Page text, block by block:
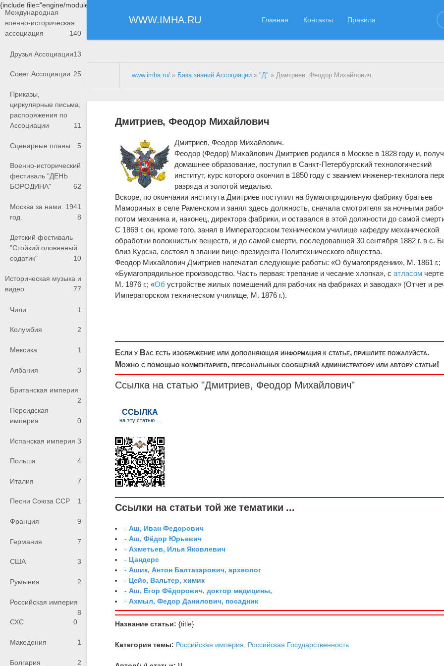
{include file="engine/modules/saperu/head.php"}
WWW.IMHA.RU Главная Контакты Правила
Международная
военно-историческая
ассоциация
140
Друзья Ассоциации13
Совет Ассоциации 25
Приказы,
циркулярные письма,
распоряжения по
Ассоциации
11
Сценарные планы 5
Военно-исторический
фестиваль "ДЕНЬ
БОРОДИНА"
62
Москва за нами. 1941
год.
8
Детский фестиваль
"Стойкий оловянный
содатик"
10
Историческая музыка и
видео
77
Чили 1
Колумбия 2
Мексика 1
Албания 3
Британская империя
2
Персидская
империя
0
Испанская империя 3
Польша 4
Италия 7
Песни Союза ССР 1
Франция 9
Германия 7
США 3
Румыния 2
Российская империя
8
СХС
0
Македония 1
Болгария 2
www.imha.ru/ » База знаний Ассоциации »"Д" » Дмитриев, Феодор Михайлович
Дмитриев, Феодор Михайлович
Дмитриев, Феодор Михайлович.
Феодор (Федор) Михайлович Дмитриев родился в Москве в 1828 году и,
домашнее образование, поступил в Санкт-Петербургский технологический
институт, курс которого окончил в 1850 году с званием инженер-технолога
разряда и золотой медалью.
Вскоре, по окончании института Дмитриев поступил на бумагопрядильную фабрику братьев
Мамориных в селе Раменском и занял здесь должность, сначала смотрителя за ночными
потом механика и, наконец, директора фабрики, и оставался в этой должности до самой
С 1869 г. он, кроме того, занял в Императорском техническом училище кафедру механической
обработки волокнистых веществ, и до самой смерти, последовавшей 30 сентября 1882 г. в с.
близ Курска, состоял в звании вице-президента Политехнического общества.
Феодор Михайлович Дмитриев напечатал следующие работы: «О бумагопрядении», М. 1861 г.;
«Бумагопрядильное производство. Часть первая: трепание и чесание хлопка», сатласом
М. 1876 г.; «Об устройстве жилых помещений для рабочих на фабриках и заводах» (Отчет и
Императорском техническом училище, М. 1876 г.).
Если у Вас есть изображение или дополняющая информация к статье, пришлите пожалуйста.
Можно с помощью комментариев, персональных сообщений администратору или автору статьи!
Ссылка на статью "Дмитриев, Феодор Михайлович"
Ссылки на статьи той же тематики ...
-Аш, Иван Федорович
-Аш, Фёдор Юрьевич
-Ахметьев, Илья Яковлевич
- Цандерс
-Ашик, Антон Балтазарович, археолог
- Цейс, Вальтер, химик
-Аш, Егор Фёдорович, доктор медицины,
-Ахмыл, Федор Данилович, посадник
Название статьи: {title}
Категория темы: Российская империя Российская Государственность